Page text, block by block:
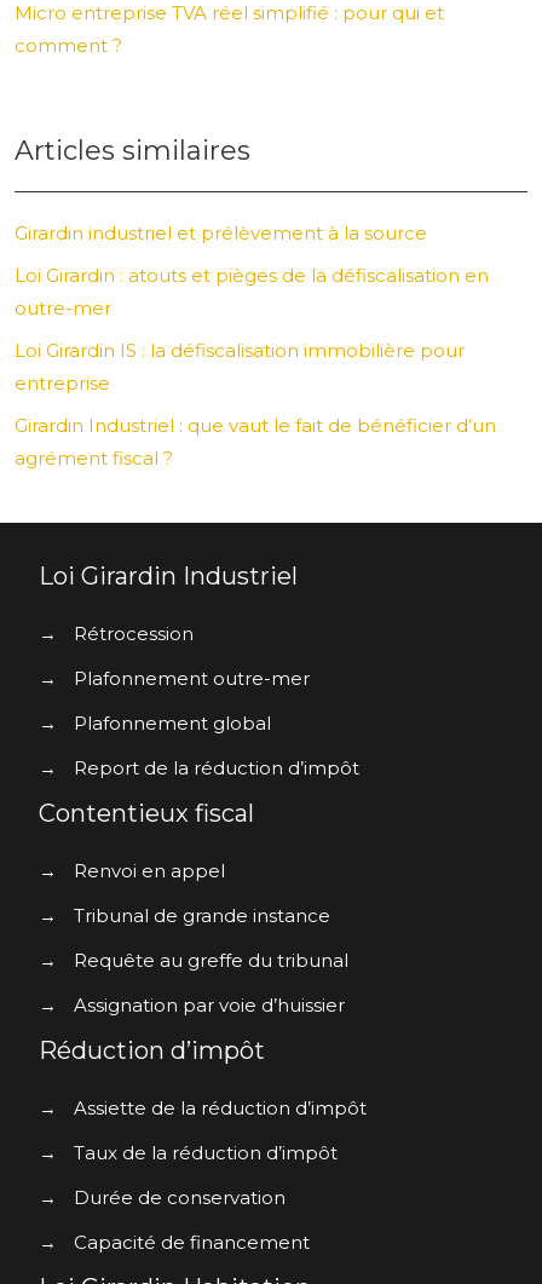
Micro entreprise TVA réel simplifié : pour qui et
comment ?
Articles similaires
Girardin industriel et prélèvement à la source
Loi Girardin : atouts et pièges de la défiscalisation en
outre-mer
Loi Girardin IS : la défiscalisation immobilière pour
entreprise
Girardin Industriel : que vaut le fait de bénéficier d’un
agrément fiscal ?
Loi Girardin Industriel
→
Rétrocession
→
Plafonnement outre-mer
→
Plafonnement global
→
Report de la réduction d’impôt
Contentieux fiscal
→
Renvoi en appel
→
Tribunal de grande instance
→
Requête au greffe du tribunal
→
Assignation par voie d’huissier
Réduction d’impôt
→
Assiette de la réduction d’impôt
→
Taux de la réduction d’impôt
→
Durée de conservation
→
Capacité de financement